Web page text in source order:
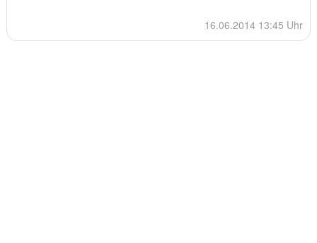
16.06.2014 13:45 Uhr